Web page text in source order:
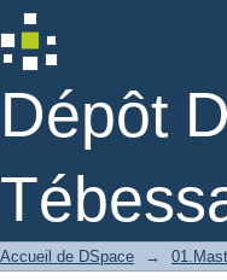
Dépôt
Analyse et
Accueil de DSpace →